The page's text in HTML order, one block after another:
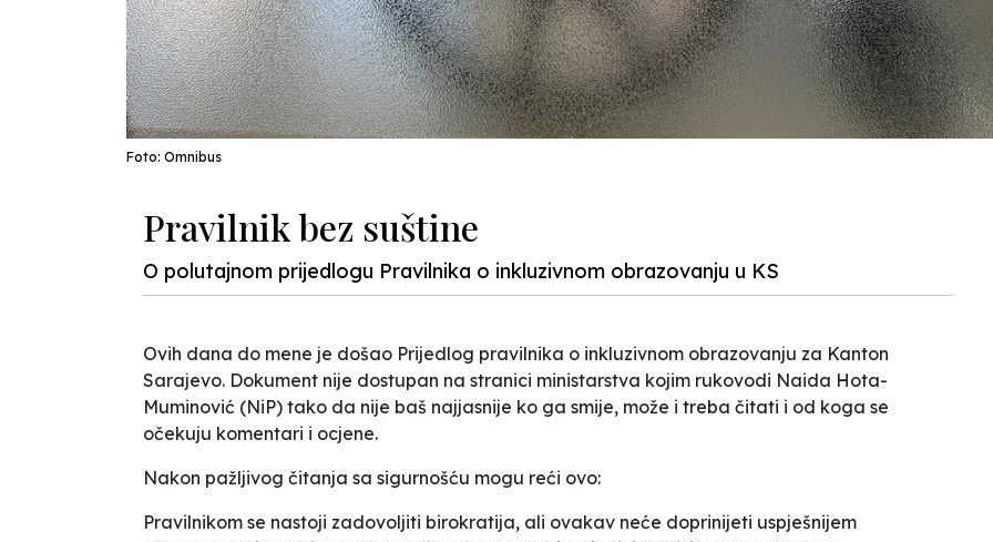
Foto: Omnibus
Pravilnik bez suštine
O polutajnom prijedlogu Pravilnika o inkluzivnom obrazovanju u KS
Ovih dana do mene je došao Prijedlog pravilnika o inkluzivnom obrazovanju za Kanton
Sarajevo. Dokument nije dostupan na stranici ministarstva kojim rukovodi Naida Hota-
Muminović (NiP) tako da nije baš najjasnije ko ga smije, može i treba čitati i od koga se
očekuju komentari i ocjene.
Nakon pažljivog čitanja sa sigurnošću mogu reći ovo:
Pravilnikom se nastoji zadovoljiti birokratija, ali ovakav neće doprinijeti uspješnijem